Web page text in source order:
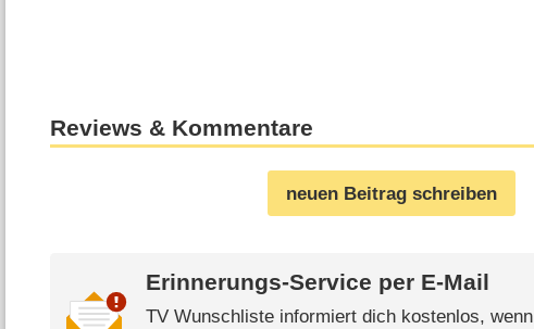
Reviews & Kommentare
neuen Beitrag schreiben
Erinnerungs-Service per E-Mail
TV Wunschliste informiert dich kostenlos, wenn